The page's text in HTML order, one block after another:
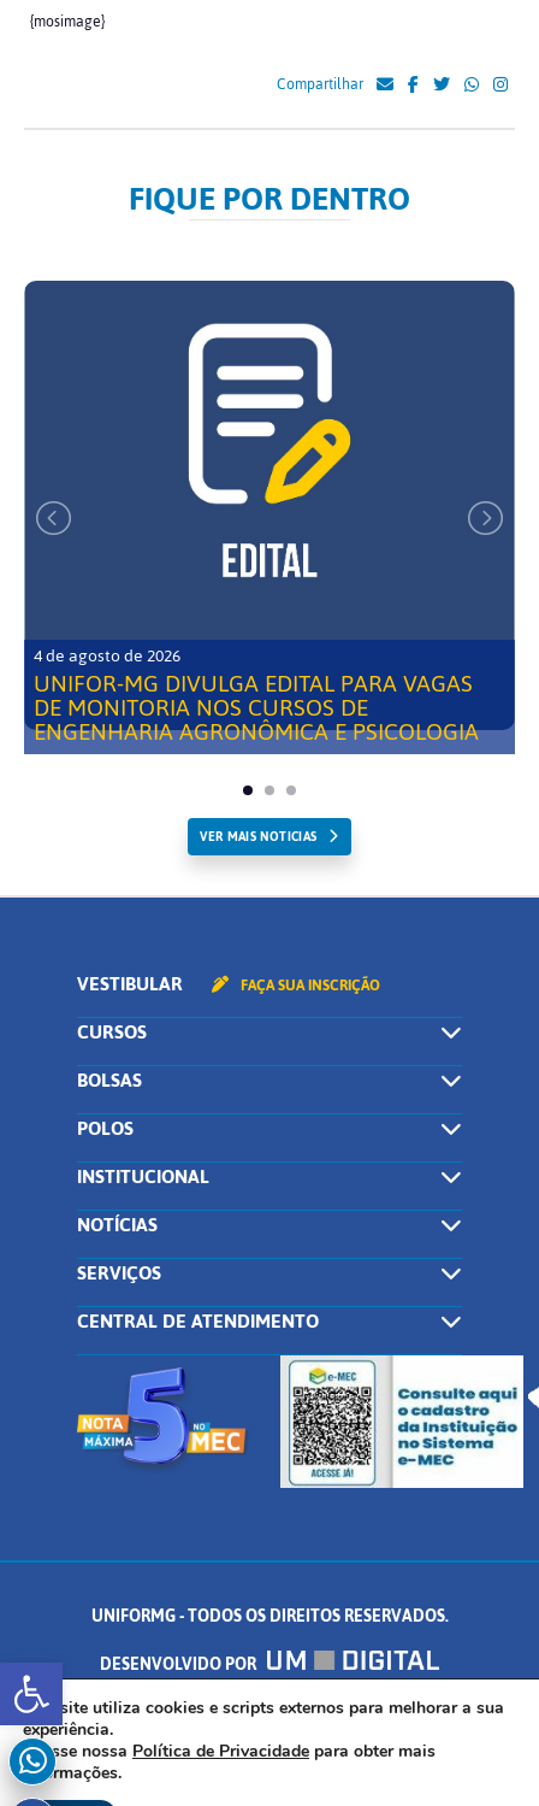
Abrir a barra de ferramentas
{mosimage}
Compartilhar
FIQUE POR DENTRO
4 de agosto de 2026
UNIFOR-MG DIVULGA EDITAL PARA VAGAS
DE MONITORIA NOS CURSOS DE
ENGENHARIA AGRONÔMICA E PSICOLOGIA
VER MAIS NOTICIAS
VESTIBULAR FAÇA SUA INSCRIÇÃO
CURSOS
BOLSAS
POLOS
INSTITUCIONAL
NOTÍCIAS
SERVIÇOS
CENTRAL DE ATENDIMENTO
UNIFORMG - TODOS OS DIREITOS RESERVADOS.
DESENVOLVIDO POR
AV. DR. ARNALDO DE SENNA, 328 - PALMEIRAS, FORMIGA/MG - CEP:
35.574.530
Este site utiliza cookies e scripts externos para melhorar a sua
experiência.
Acesse nossa Política de Privacidade para obter mais
informações.